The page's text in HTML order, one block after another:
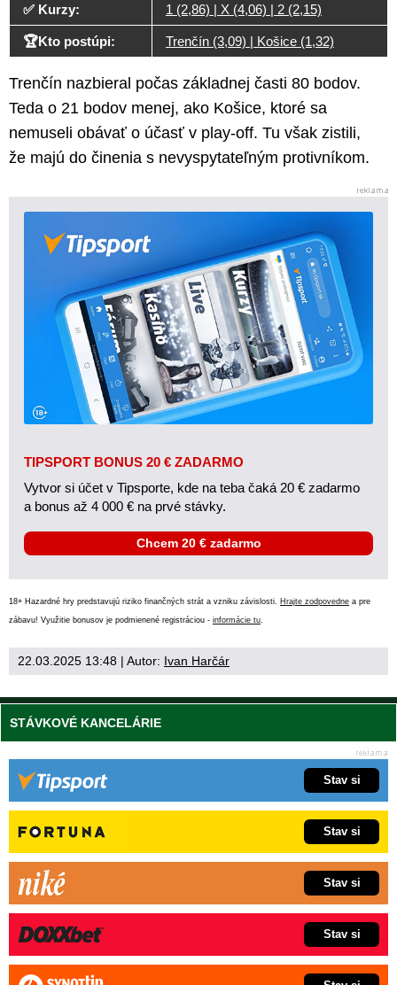
✅ Kurzy: 1 (2,86) | X (4,06) | 2 (2,15)
🏆Kto postúpi: Trenčín (3,09) | Košice (1,32)
Trenčín nazbieral počas základnej časti 80 bodov.
Teda o 21 bodov menej, ako Košice, ktoré sa
nemuseli obávať o účasť v play-off. Tu však zistili,
že majú do činenia s nevyspytateľným protivníkom.
TIPSPORT BONUS 20 € ZADARMO
Vytvor si účet v Tipsporte, kde na teba čaká 20 € zadarmo
a bonus až 4 000 € na prvé stávky.
Chcem 20 € zadarmo
18+ Hazardné hry predstavujú riziko finančných strát a vzniku závislosti. Hrajte zodpovedne a pre
zábavu! Využitie bonusov je podmienené registráciou - informácie tu
22.03.2025 13:48 | Autor: Ivan Harčár
STÁVKOVÉ KANCELÁRIE
Stav si
Stav si
Stav si
Stav si